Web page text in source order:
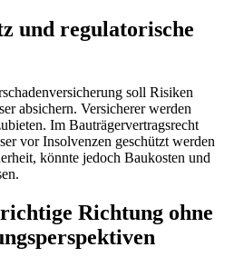
und regulatorische
soll Risiken
absichern. Versicherer werden
Im Bauträgervertragsrecht
vor Insolvenzen geschützt werden
könnte jedoch Baukosten und
Richtung ohne